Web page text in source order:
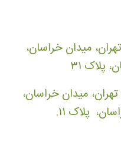
میدان خراسان،
پلاک ۳۱
میدان خراسان،
پلاک ۱۱.